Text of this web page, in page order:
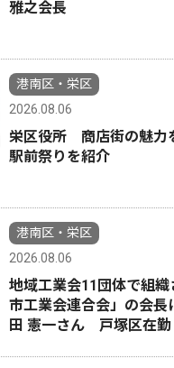
雅之会長
港南区・栄区
2026.08.06
栄区役所 商店街の魅
駅前祭りを紹介
港南区・栄区
2026.08.06
地域工業会11団体で組
市工業会連合会」の会
田 憲一さん 戸塚区在